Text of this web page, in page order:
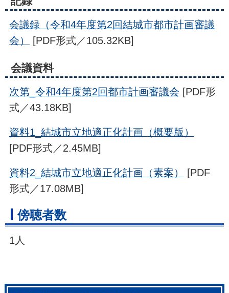
会議録（令和4年度第2回結城市都市計画審議
会）
[PDF形式／105.32KB]
会議資料
次第_令和4年度第2回都市計画審議会 [PDF形
式／43.18KB]
資料1_結城市立地適正化計画（概要版）
[PDF形式／2.45MB]
資料2_結城市立地適正化計画（素案）
[PDF
形式／17.08MB]
傍聴者数
1人